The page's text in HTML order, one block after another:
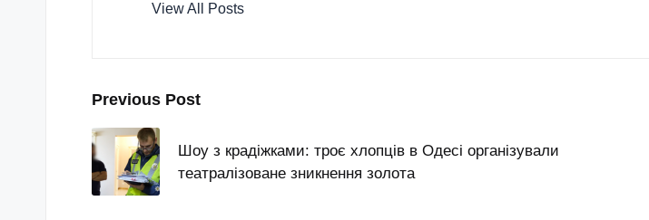
View All Posts
Post
navigation
Previous Post
Шоу з крадіжками: троє хлопців в Одесі організували
театралізоване зникнення золота